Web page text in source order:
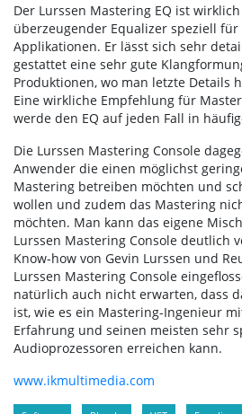
Der Lurssen Mastering EQ ist
überzeugender Equalizer speziell
Applikationen. Er lässt sich sehr
gestattet eine sehr gute
Produktionen, wo man letzte Details
Eine wirkliche Empfehlung für
werde den EQ auf jeden Fall in
Die Lurssen Mastering Console
Anwender die einen möglichst
Mastering betreiben möchten und
wollen und zudem das Mastering
möchten. Man kann das eigene
Lurssen Mastering Console deutlich
Know-how von Gevin Lurssen und
Lurssen Mastering Console
natürlich auch nicht erwarten, dass
ist, wie es ein Mastering-Ingenieur
Erfahrung und seinen meisten sehr
Audioprozessoren erreichen kann.
www.ikmultimedia.com